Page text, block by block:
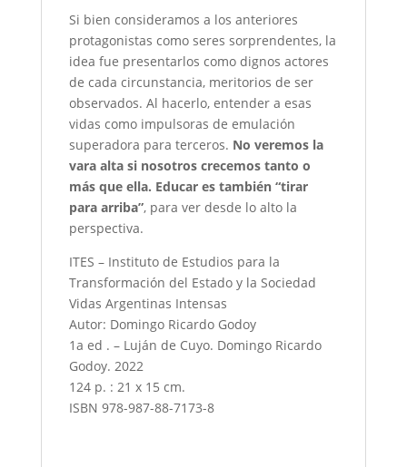
Si bien consideramos a los anteriores
protagonistas como seres sorprendentes, la
idea fue presentarlos como dignos actores
de cada circunstancia, meritorios de ser
observados. Al hacerlo, entender a esas
vidas como impulsoras de emulación
superadora para terceros. No veremos la
vara alta si nosotros crecemos tanto o
más que ella. Educar es también “tirar
para arriba”, para ver desde lo alto la
perspectiva.
ITES – Instituto de Estudios para la
Transformación del Estado y la Sociedad
Vidas Argentinas Intensas
Autor: Domingo Ricardo Godoy
1a ed . – Luján de Cuyo. Domingo Ricardo
Godoy. 2022
124 p. : 21 x 15 cm.
ISBN 978-987-88-7173-8